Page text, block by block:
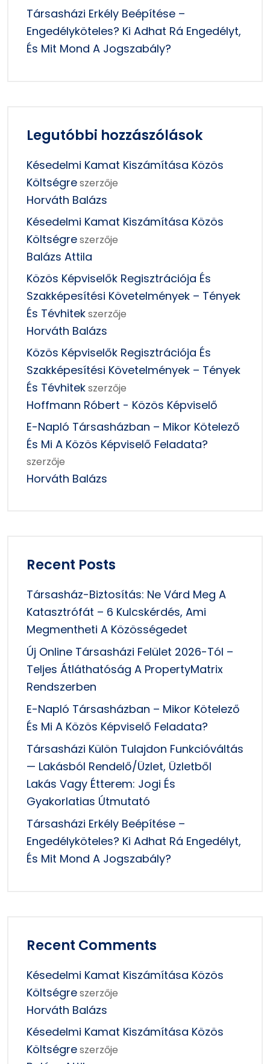
Társasházi Erkély Beépítése –
Engedélyköteles? Ki Adhat Rá Engedélyt,
És Mit Mond A Jogszabály?
Legutóbbi hozzászólások
Késedelmi Kamat Kiszámítása Közös
Költségreszerzője
Horváth Balázs
Késedelmi Kamat Kiszámítása Közös
Költségreszerzője
Balázs Attila
Közös Képviselők Regisztrációja És
Szakképesítési Követelmények – Tények
És Tévhitekszerzője
Horváth Balázs
Közös Képviselők Regisztrációja És
Szakképesítési Követelmények – Tények
És Tévhitekszerzője
Hoffmann Róbert - Közös Képviselő
E-Napló Társasházban – Mikor Kötelező
És Mi A Közös Képviselő Feladata?
szerzője
Horváth Balázs
Recent Posts
Társasház-Biztosítás: Ne Várd Meg A
Katasztrófát – 6 Kulcskérdés, Ami
Megmentheti A Közösségedet
Új Online Társasházi Felület 2026-Tól –
Teljes Átláthatóság A PropertyMatrix
Rendszerben
E-Napló Társasházban – Mikor Kötelező
És Mi A Közös Képviselő Feladata?
Társasházi Külön Tulajdon Funkcióváltás
— Lakásból Rendelő/üzlet, Üzletből
Lakás Vagy Étterem: Jogi És
Gyakorlatias Útmutató
Társasházi Erkély Beépítése –
Engedélyköteles? Ki Adhat Rá Engedélyt,
És Mit Mond A Jogszabály?
Recent Comments
Késedelmi Kamat Kiszámítása Közös
Költségreszerzője
Horváth Balázs
Késedelmi Kamat Kiszámítása Közös
Költségreszerzője